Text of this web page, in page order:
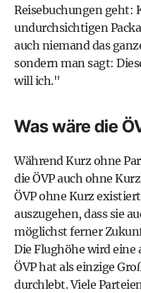
Reisebuchungen geht:
undurchsichtigen
auch niemand das
sondern man sagt:
will ich."
Was wäre die
Während Kurz ohne
die ÖVP auch ohne
ÖVP ohne Kurz
auszugehen, dass sie
möglichst ferner
Die Flughöhe wird eine
ÖVP hat als einzige
durchlebt. Viele